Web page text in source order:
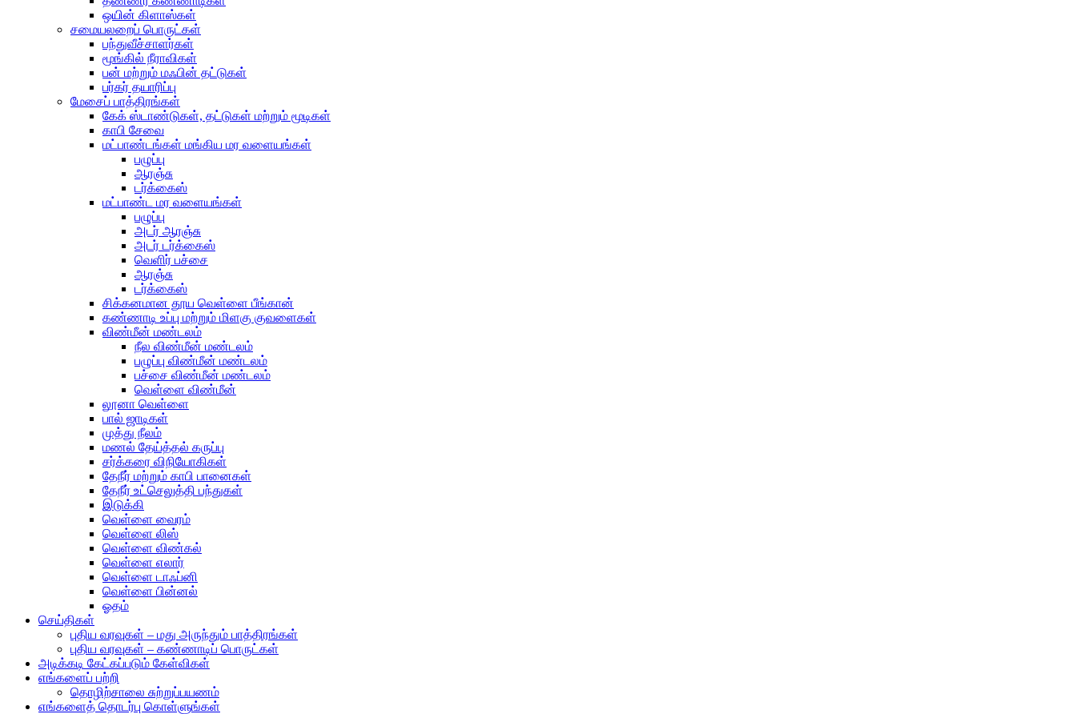
ஒயின் கிளாஸ்கள்
சமையலறைப் பொருட்கள்
பந்துவீச்சாளர்கள்
மூங்கில் நீராவிகள்
பன் மற்றும் மஃபின் தட்டுகள்
பர்கர் தயாரிப்பு
மேசைப் பாத்திரங்கள்
கேக் ஸ்டாண்டுகள், தட்டுகள் மற்றும் மூடிகள்
காபி சேவை
மட்பாண்டங்கள் மங்கிய மர வளையங்கள்
பழுப்பு
ஆரஞ்சு
டர்க்கைஸ்
மட்பாண்ட மர வளையங்கள்
பழுப்பு
அடர் ஆரஞ்சு
அடர் டர்க்கைஸ்
வெளிர் பச்சை
ஆரஞ்சு
டர்க்கைஸ்
சிக்கனமான தூய வெள்ளை பீங்கான்
கண்ணாடி உப்பு மற்றும் மிளகு குவளைகள்
விண்மீன் மண்டலம்
நீல விண்மீன் மண்டலம்
பழுப்பு விண்மீன் மண்டலம்
பச்சை விண்மீன் மண்டலம்
வெள்ளை விண்மீன்
லூனா வெள்ளை
பால் ஜாடிகள்
முத்து நீலம்
மணல் தேய்த்தல் கருப்பு
சர்க்கரை விநியோகிகள்
தேநீர் மற்றும் காபி பானைகள்
தேநீர் உட்செலுத்தி பந்துகள்
இடுக்கி
வெள்ளை வைரம்
வெள்ளை லிஸ்
வெள்ளை விண்கல்
வெள்ளை எலார்
வெள்ளை டாஃப்னி
வெள்ளை பின்னல்
ஓதம்
செய்திகள்
புதிய வரவுகள் – மது அருந்தும் பாத்திரங்கள்
புதிய வரவுகள் – கண்ணாடிப் பொருட்கள்
அடிக்கடி கேட்கப்படும் கேள்விகள்
எங்களைப் பற்றி
தொழிற்சாலை சுற்றுப்பயணம்
எங்களைத் தொடர்பு கொள்ளுங்கள்